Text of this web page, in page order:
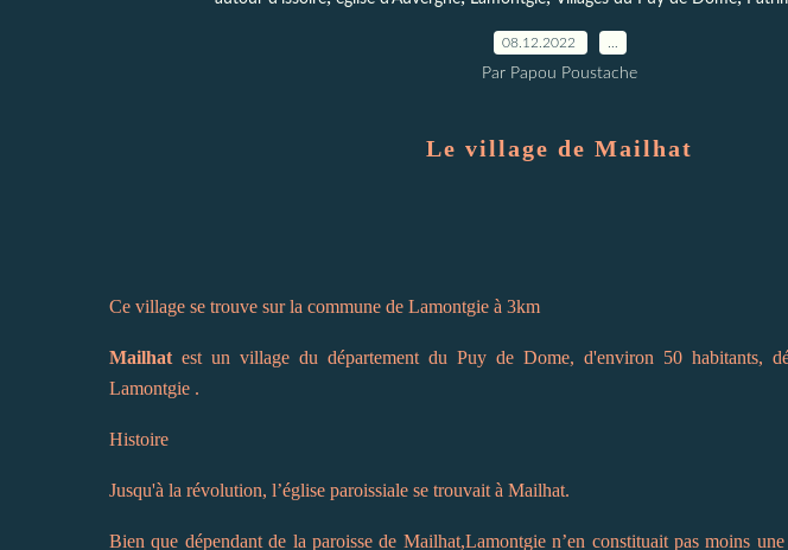
08.12.2022
Par Papou Poustache
Le village de Mailhat
Ce village se trouve sur la commune de Lamontgie à 3km
Mailhat est un village du département du Puy de Dome, d'environ 50 habitants,
Lamontgie .
Histoire
Jusqu'à la révolution, l’église paroissiale se trouvait à Mailhat.
Bien que dépendant de la paroisse de Mailhat,Lamontgie n’en constituait pas moins